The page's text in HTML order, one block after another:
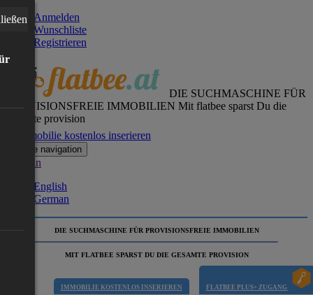
Anmelden
Wunschliste
Registrieren
DIE SUCHMASCHINE FÜR
PROVISIONSFREIE IMMOBILIEN Mit flatbee sparst Du die
gesamte provision
Immobilie kostenlos inserieren
Toggle navigation
German
English
German
DIE SUCHMASCHINE FÜR PROVISIONSFREIE IMMOBILIEN
MIT FLATBEE SPARST DU DIE GESAMTE PROVISION
IMMOBILIE KOSTENLOS INSERIEREN FLATBEE PLUS+ ZUGANG